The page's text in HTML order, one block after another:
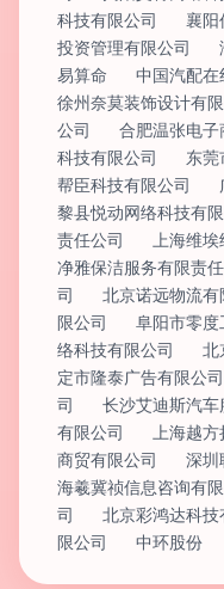
科技有限公司
襄阳
投资管理有限公司
易算命
中国汽配在
徐州奈莫装饰设计有
公司
合肥温张电子
科技有限公司
东莞
帮臣科技有限公司
黎县悦动网络科技有
责任公司
上海维
净雅保洁服务有限责
司
北京诺远物流有
限公司
阜阳市零度
络科技有限公司
北
定市隆泰广告有限公司
司
长沙艾迪斯汽车
有限公司
上海越
商贸有限公司
深圳
海羲冀祯信息咨询有
司
北京彩鸿达科技
限公司
中环股份